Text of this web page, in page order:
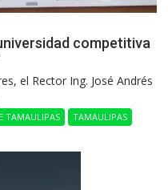
competitiva
el Rector Ing. José Andrés
TAMAULIPAS
TAMAULIPAS